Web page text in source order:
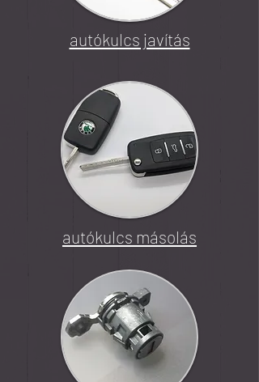
autókulcs javítás
autókulcs másolás